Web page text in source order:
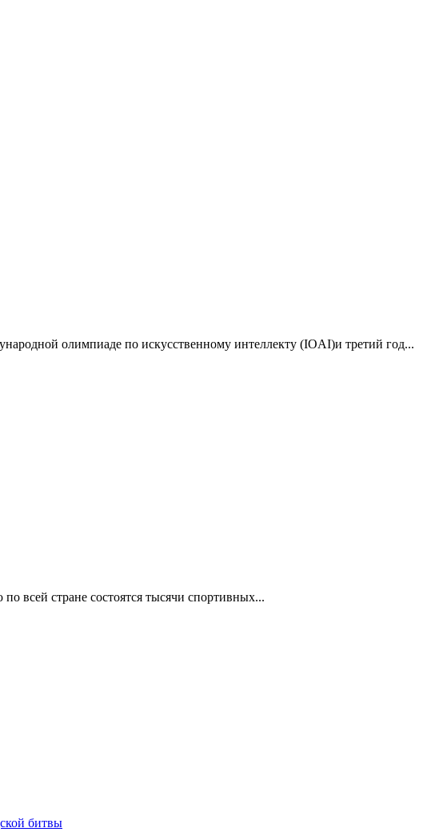
олимпиаде по искусственному интеллекту (IOAI)и третий год...
всей стране состоятся тысячи спортивных...
битвы